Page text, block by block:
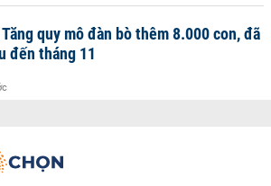
quy mô đàn bò thêm 8.000 con, đã
đến tháng 11